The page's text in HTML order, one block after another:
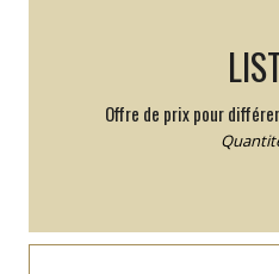
Offre de prix pour